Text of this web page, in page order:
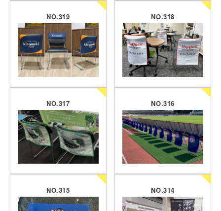
NO.319 NO.318
NO.317 NO.316
NO.315 NO.314